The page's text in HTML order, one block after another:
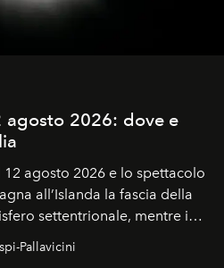
agosto 2026: dove e
12 agosto 2026 e lo spettacolo
all’Islanda la fascia della
settentrionale, mentre in
ma particolarmente
città favorite e regole per
Pallavicini